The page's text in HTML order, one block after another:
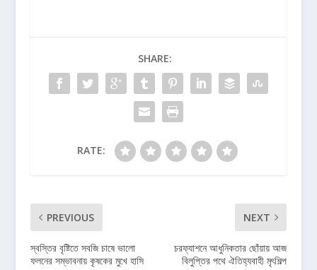
SHARE:
RATE:
PREVIOUS
স্বস্তির বৃষ্টিতে সবজি চাষে ভালো
ফলনের সম্ভাবনায় কৃষকের মুখে হাসি
NEXT
চরফ্যাশনে আধুনিকতার ছোঁয়ায় আজ
বিলুপ্তির পথে ঐতিহ্যবাহী মৃৎশিল্প